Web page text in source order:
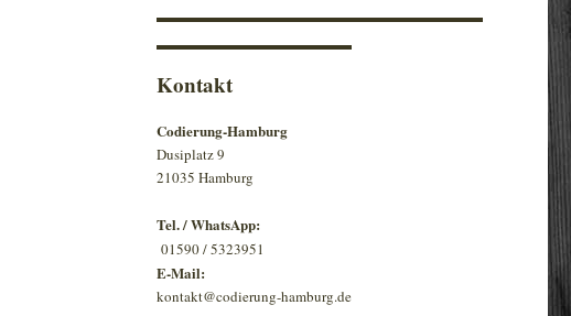
Kontakt
Codierung-Hamburg
Dusiplatz 9
21035 Hamburg
Tel. / WhatsApp:
01590 / 5323951
E-Mail:
kontakt@codierung-hamburg.de